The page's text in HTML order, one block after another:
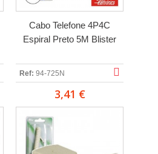
Cabo Telefone 4P4C
Espiral Preto 5M Blister
Ref: 94-725N
3,41 €